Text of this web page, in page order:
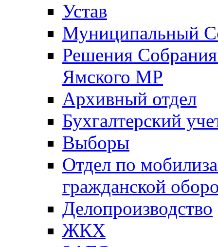
Устав
Муниципальный
Решения
Ямского МР
Архивный отдел
Бухгалтерский
Выборы
Отдел по
гражданской
Делопроизводство
ЖКХ